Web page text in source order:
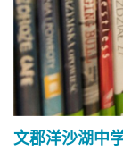
文郡洋沙湖中